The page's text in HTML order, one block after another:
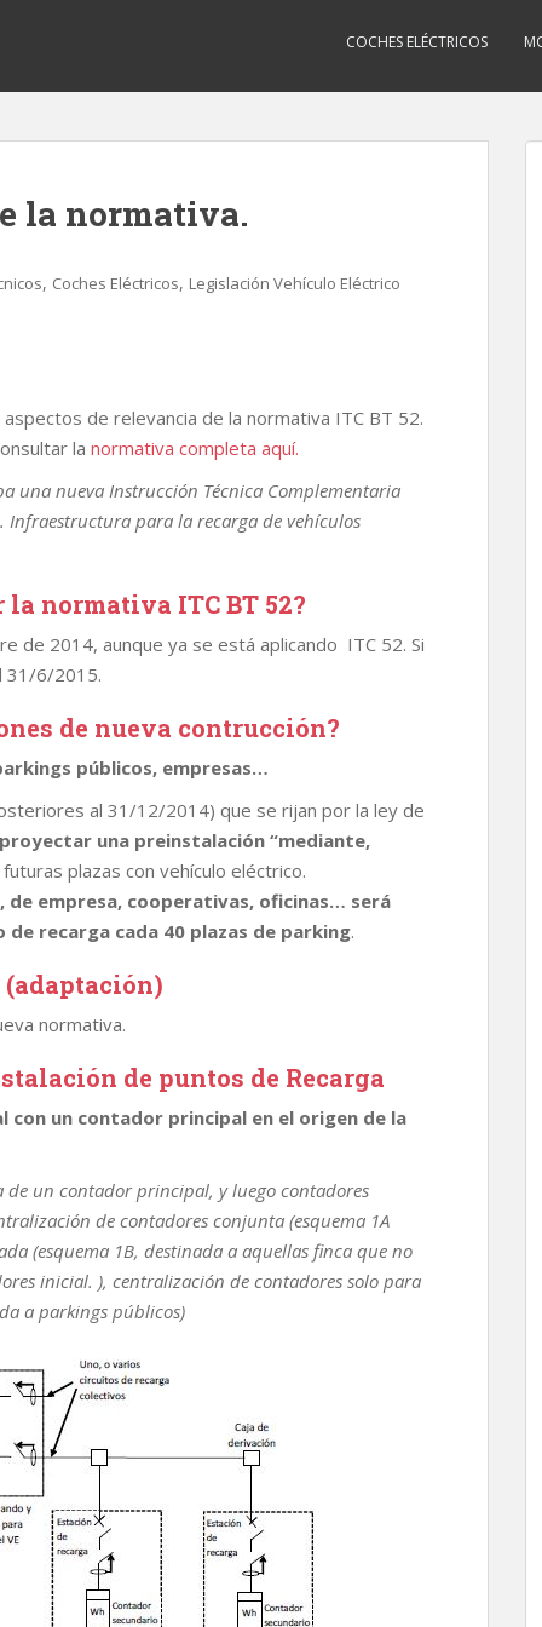
COCHES ELÉCTRICOS
la normativa.
, Coches Eléctricos, Legislación Vehículo Eléctrico
de relevancia de la normativa ITC BT 52.
la normativa completa aquí.
una nueva Instrucción Técnica Complementaria
Infraestructura para la recarga de vehículos
la normativa ITC BT 52?
de 2014, aunque ya se está aplicando ITC 52. Si
31/6/2015.
de nueva contrucción?
públicos, empresas…
al 31/12/2014) que se rijan por la ley de
una preinstalación “mediante,
plazas con vehículo eléctrico.
de empresa, cooperativas, oficinas… será
recarga cada 40 plazas de parking.
normativa.
de puntos de Recarga
con un contador principal en el origen de la
de un contador principal, y luego contadores
de contadores conjunta (esquema 1A
(esquema 1B, destinada a aquellas finca que no
inicial. ), centralización de contadores solo para
a parkings públicos)